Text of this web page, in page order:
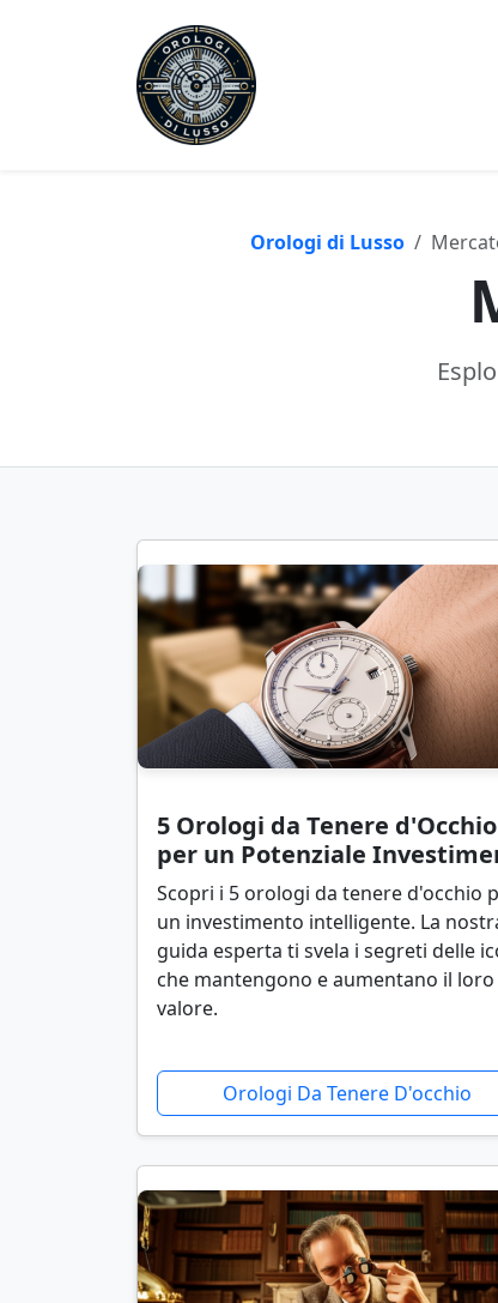
Orologi di Lusso
5 Orologi da Tenere d'Occhio
per un Potenziale
Scopri i 5 orologi da tenere d'occhio
un investimento intelligente. La
guida esperta ti svela i segreti delle
che mantengono e aumentano il loro
valore.
Orologi Da Tenere D'occhio